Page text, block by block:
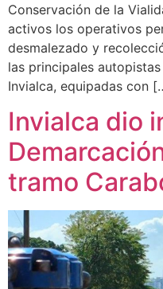
Conservación de la
activos los operativos
desmalezado y
las principales
Invialca, equipadas con
Invialca dio
tramo